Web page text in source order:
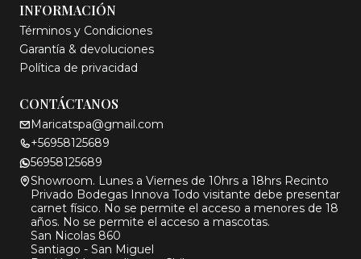
INFORMACIÓN
Términos y Condiciones
Garantía & devoluciones
Política de privacidad
CONTÁCTANOS
Maricatspa@gmail.com
+56958125689
56958125689
Showroom. Lunes a Viernes de 10hrs a 18hrs Recinto
Privado Bodegas Innova Todo visitante debe presentar
carnet físico. No se permite el acceso a menores de 18
años. No se permite el acceso a mascotas.
San Nicolas 860
Santiago - San Miguel